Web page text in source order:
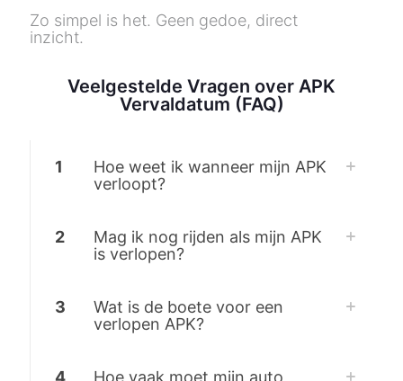
Zo simpel is het. Geen gedoe, direct
inzicht.
Veelgestelde Vragen over APK
Vervaldatum (FAQ)
1
Hoe weet ik wanneer mijn APK
verloopt?
2
Mag ik nog rijden als mijn APK
is verlopen?
3
Wat is de boete voor een
verlopen APK?
4 Hoe vaak moet mijn auto